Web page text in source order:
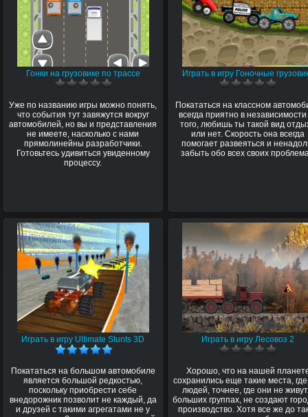
Гонки на грузовике по трассе
Уже по названию игры можно понять,
что события тут завяжутся вокруг
автомобилей, но вы и представления
не имеете, насколько с нами
прямолинейны разработчики.
Готовьтесь удивиться увиденному
процессу.
Играть в игру Гоночные
Покататься на классном
всегда приятно в независимости
того, любишь ты такой вид
или нет. Скорость она всегда
помогает развеяться и
забыть обо всех своих
Играть в игру Ultimate Stunts 3D
Покататься на большом автомобиле
является большой редкостью,
поскольку приобрести себе
внедорожник позволит не каждый, да
и друзей с такими агрегатами не у
Играть в игру Лесовоз 2
Хорошо, что на нашей
сохранились еще такие места,
людей, точнее, где они не
больших группах, не создают
производство. Хотя все же до